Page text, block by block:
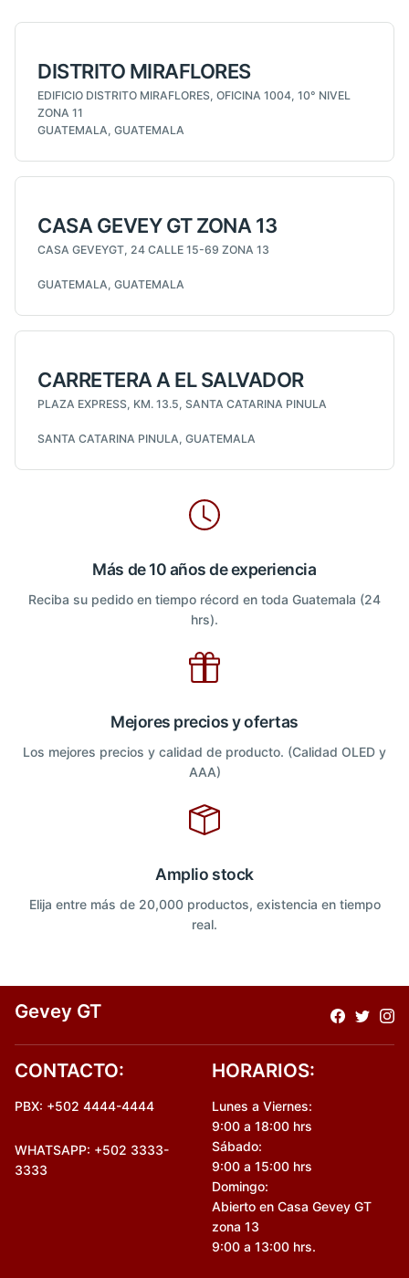
DISTRITO MIRAFLORES
EDIFICIO DISTRITO MIRAFLORES, OFICINA 1004, 10° NIVEL
ZONA 11
GUATEMALA, GUATEMALA
CASA GEVEY GT ZONA 13
CASA GEVEYGT, 24 CALLE 15-69 ZONA 13
GUATEMALA, GUATEMALA
CARRETERA A EL SALVADOR
PLAZA EXPRESS, KM. 13.5, SANTA CATARINA PINULA
SANTA CATARINA PINULA, GUATEMALA
Más de 10 años de experiencia
Reciba su pedido en tiempo récord en toda Guatemala (24
hrs).
Mejores precios y ofertas
Los mejores precios y calidad de producto. (Calidad OLED y
AAA)
Amplio stock
Elija entre más de 20,000 productos, existencia en tiempo
real.
Gevey GT
CONTACTO:
PBX: +502 4444-4444
WHATSAPP: +502 3333-
3333
HORARIOS:
Lunes a Viernes:
9:00 a 18:00 hrs
Sábado:
9:00 a 15:00 hrs
Domingo:
Abierto en Casa Gevey GT
zona 13
9:00 a 13:00 hrs.